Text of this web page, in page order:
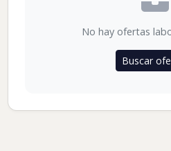
No hay ofertas
Buscar